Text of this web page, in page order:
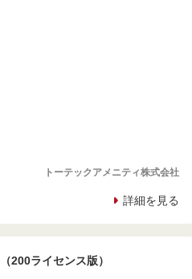
トーテックアメニティ株式会社
詳細を見る
200ライセンス版）